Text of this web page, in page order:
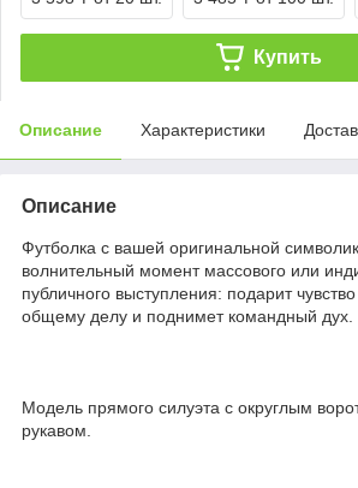
Купить
Описание Характеристики
Описание
Футболка с вашей оригинальной
волнительный момент массового или
публичного выступления: подарит
общему делу и поднимет командный дух.
Модель прямого силуэта с округлым
рукавом.